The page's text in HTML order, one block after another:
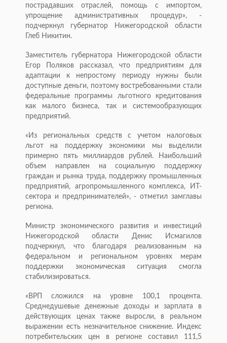
пострадавших отраслей, помощь с импортом,
упрощение административных процедур», -
подчеркнул губернатор Нижегородской области
Глеб Никитин.
Заместитель губернатора Нижегородской области
Егор Поляков рассказал, что предприятиям для
адаптации к непростому периоду нужны были
доступные деньги, поэтому востребованными стали
федеральные программы льготного кредитования
как малого бизнеса, так и системообразующих
предприятий.
«Из региональных средств с учетом налоговых
льгот на поддержку экономики мы выделили
примерно пять миллиардов рублей. Наибольший
объем направлен на социальную поддержку
граждан и рынка труда, поддержку промышленных
предприятий, агропромышленного комплекса, ИТ-
сектора и предпринимателей», - отметил замглавы
региона.
Министр экономического развития и инвестиций
Нижегородской области Денис Исмагилов
подчеркнул, что благодаря реализованным на
федеральном и региональном уровнях мерам
поддержки экономическая ситуация смогла
стабилизироваться.
«ВРП сложился на уровне 100,1 процента.
Среднедушевые денежные доходы и зарплата в
действующих ценах также выросли, в реальном
выражении есть незначительное снижение. Индекс
потребительских цен в регионе составил 111,5